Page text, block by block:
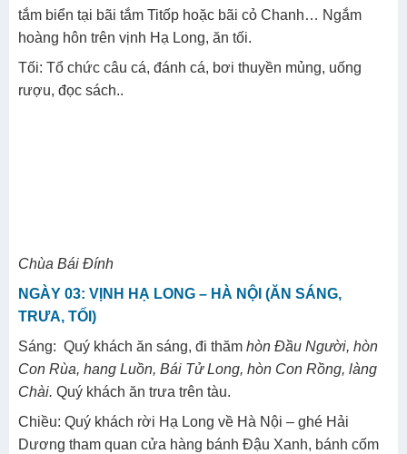
tắm biển tại bãi tắm Titốp hoặc bãi cỏ Chanh… Ngắm
hoàng hôn trên vịnh Hạ Long, ăn tối.
Tối: Tổ chức câu cá, đánh cá, bơi thuyền mủng, uống
rượu, đọc sách..
Chùa Bái Đính
NGÀY 03: VỊNH HẠ LONG – HÀ NỘI (ĂN SÁNG,
TRƯA, TỐI)
Sáng: Quý khách ăn sáng, đi thăm hòn Đầu Người, hòn
Con Rùa, hang Luồn, Bái Tử Long, hòn Con Rồng, làng
Chài. Quý khách ăn trưa trên tàu.
Chiều: Quý khách rời Hạ Long về Hà Nội – ghé Hải
Dương tham quan cửa hàng bánh Đậu Xanh, bánh cốm